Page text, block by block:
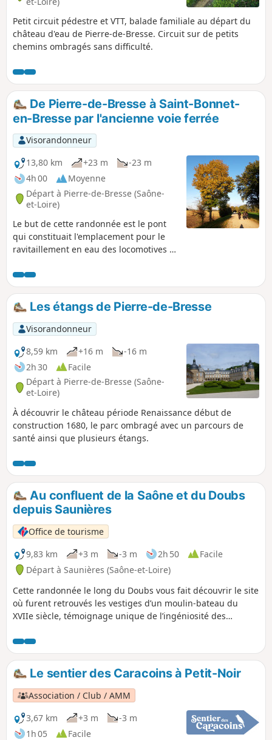
en répondant aux besoins économiques locaux.
Petit circuit pédestre et VTT, balade familiale au départ du
château d'eau de Pierre-de-Bresse. Circuit sur de petits
chemins ombragés sans difficulté.
De Pierre-de-Bresse à Saint-Bonnet-
en-Bresse par l'ancienne voie ferrée
Visorandonneur
13,80 km
+23 m
-23 m
4h 00
Moyenne
Départ à Pierre-de-Bresse (Saône-
et-Loire)
Le but de cette randonnée est le pont
qui constituait l'emplacement pour le
ravitaillement en eau des locomotives à
avec possibilité à tout moment de
revenir sur ses pas.
Les étangs de Pierre-de-Bresse
Visorandonneur
8,59 km
+16 m
-16 m
2h 30
Facile
Départ à Pierre-de-Bresse (Saône-
et-Loire)
À découvrir le château période Renaissance début de
construction 1680, le parc ombragé avec un parcours de
santé ainsi que plusieurs étangs.
Au confluent de la Saône et du Doubs
depuis Saunières
Office de tourisme
9,83 km
+3 m -3 m 2h 50
Facile
Départ à Saunières (Saône-et-Loire)
Cette randonnée le long du Doubs vous fait découvrir le site
où furent retrouvés les vestiges d’un moulin-bateau du
XVIIe siècle, témoignage unique de l’ingéniosité des
du Château, un espace naturel sensible préservé riche en
faune et en oiseaux.
Le sentier des Caracoins à Petit-Noir
Association / Club / AMM
3,67 km
+3 m
-3 m
1h 05
Facile